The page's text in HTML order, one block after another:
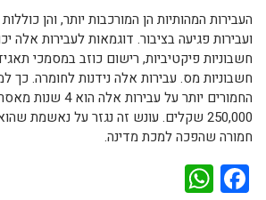
העבירות המהותיות הן המורכבות יותר, והן
ועבירות פגיעה בציבור. דוגמאות לעבירות אלה
חשבוניות פיקטיביות, רישום כוזב במסמכי
חשבוניות מס. עבירות אלה נידנות לחומרה.
החמורים יותר על
250,000 שקלים. עונש זה נגזר על נאשמת
חמורה שהפכה למכת מדינה.
Facebook